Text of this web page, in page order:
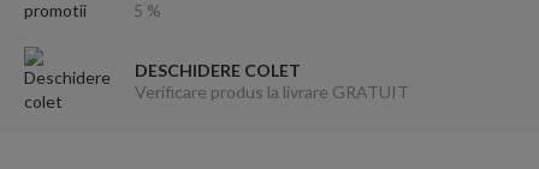
5 %
DESCHIDERE COLET
Verificare produs la livrare GRATUIT